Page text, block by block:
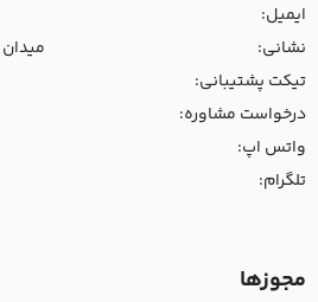
ایمیل:
نشانی:
میدان
تیکت پشتیبانی:
درخواست مشاوره:
واتس اپ:
تلگرام:
مجوزها